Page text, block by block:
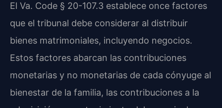
El Va. Code § 20-107.3 establece once factores
que el tribunal debe considerar al distribuir
bienes matrimoniales, incluyendo negocios.
Estos factores abarcan las contribuciones
monetarias y no monetarias de cada cónyuge al
bienestar de la familia, las contribuciones a la